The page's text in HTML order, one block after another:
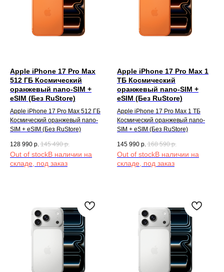
Apple iPhone 17 Pro Max
512 ГБ Космический
оранжевый nano-SIM +
eSIM (Без RuStore)
Apple iPhone 17 Pro Max 512 ГБ
Космический оранжевый nano-
SIM + eSIM (Без RuStore)
128 990 р. 145 490 р.
Out of stock
Apple iPhone 17 Pro Max 1
TБ Космический
оранжевый nano-SIM +
eSIM (Без RuStore)
Apple iPhone 17 Pro Max 1 TБ
Космический оранжевый nano-
SIM + eSIM (Без RuStore)
145 990 р. 168 590 р.
Out of stock